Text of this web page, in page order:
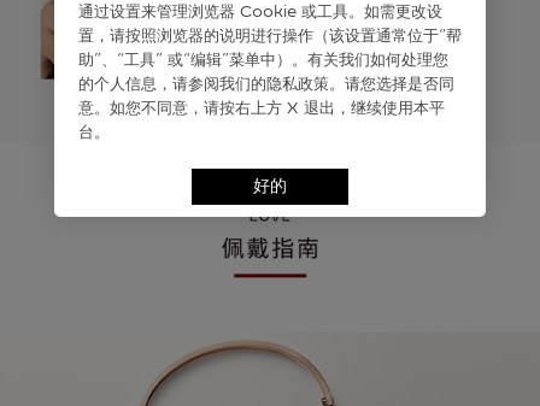
通过设置来管理浏览器 Cookie 或⼯具。如需更改设
置，请按照浏览器的说明进⾏操作（该设置通常位于“帮
助”、“⼯具” 或“编辑”菜单中）。有关我们如何处理您
的个⼈信息，请参阅我们的隐私政策。请您选择是否同
意。如您不同意，请按右上⽅ X 退出，继续使⽤本平
台。
好的